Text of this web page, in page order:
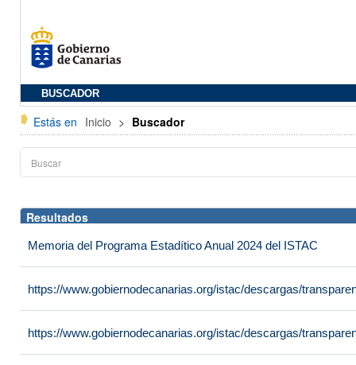
BUSCADOR
Estás en Inicio > Buscador
Resultados
Memoria del Programa Estadítico Anual 2024 del ISTAC
https://www.gobiernodecanarias.org/istac/descargas/
https://www.gobiernodecanarias.org/istac/descargas/